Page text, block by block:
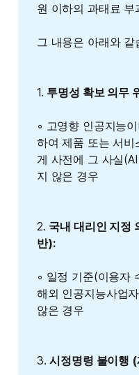
원 이하의 과태료
그 내용은 아래와 같
1. 투명성 확보 의무
◦ 고영향 인공지능
하여 제품 또는 서비
게 사전에 그 사실
지 않은 경우
2. 국내 대리인 지정
반):
◦ 일정 기준(이용자
해외 인공지능사업
않은 경우
3.시정명령 불이행